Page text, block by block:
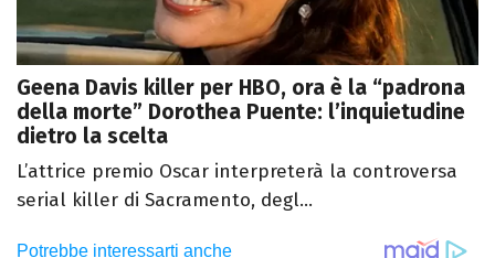
Geena Davis killer per HBO, ora è la “padrona
della morte” Dorothea Puente: l’inquietudine
dietro la scelta
L’attrice premio Oscar interpreterà la controversa
serial killer di Sacramento, degl...